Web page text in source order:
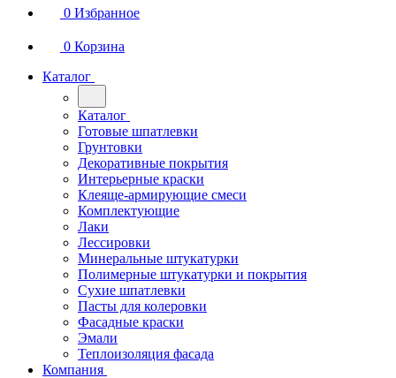
0 Избранное
0 Корзина
Каталог
Каталог
Готовые шпатлевки
Грунтовки
Декоративные покрытия
Интерьерные краски
Клеяще-армирующие смеси
Комплектующие
Лаки
Лессировки
Минеральные штукатурки
Полимерные штукатурки и покрытия
Сухие шпатлевки
Пасты для колеровки
Фасадные краски
Эмали
Теплоизоляция фасада
Компания